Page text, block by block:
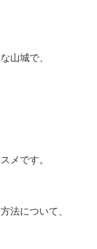
山城で、
メです。
法について、